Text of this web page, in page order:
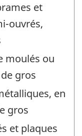
et
ouvrés,
moulés ou
gros
en
gros
et plaques